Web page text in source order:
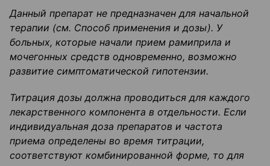
Данный препарат не предназначен для начальной
терапии (см. Способ применения и дозы). У
больных, которые начали прием рамиприла и
мочегонных средств одновременно, возможно
развитие симптоматической гипотензии.
Титрация дозы должна проводиться для каждого
лекарственного компонента в отдельности. Если
индивидуальная доза препаратов и частота
приема определены во время титрации,
соответствуют комбинированной форме, то для